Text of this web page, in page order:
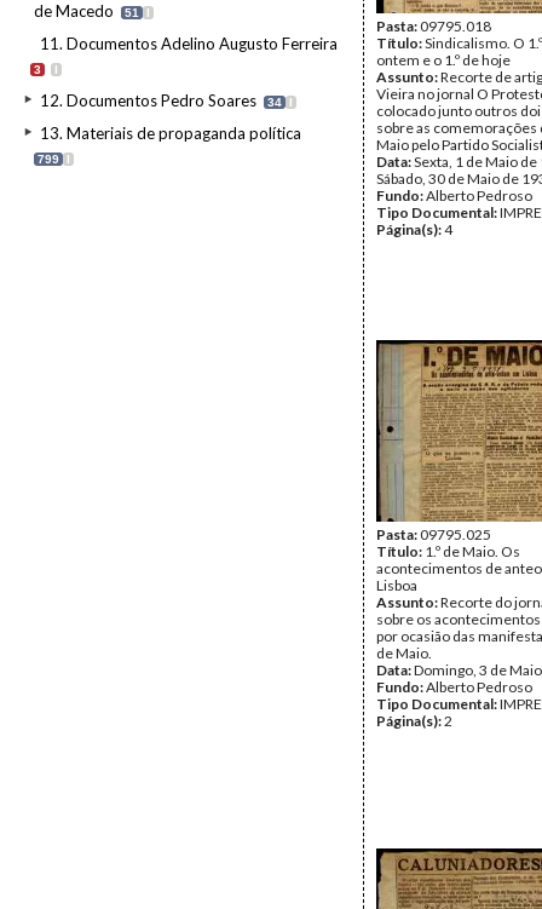
de Macedo
51 I
11. Documentos Adelino Augusto Ferreira
3 I
12. Documentos Pedro Soares 34 I
13. Materiais de propaganda política
799 I
Pasta:09795.018
Título:Sindicalismo. O
ontem e o 1.º de hoje
Assunto:Recorte de
Vieira no jornal O
colocado junto outros
sobre as comemorações
Maio pelo Partido
Data:Sexta, 1 de Maio de
Sábado, 30 de Maio de
Fundo:Alberto Pedroso
Tipo Documental:
Página(s):4
Pasta:09795.025
Título: 1.º de Maio. Os
acontecimentos de
Lisboa
Assunto:Recorte do
sobre os
por ocasião das
de Maio.
Data:Domingo, 3 de
Fundo:Alberto Pedroso
Tipo Documental:
Página(s):2